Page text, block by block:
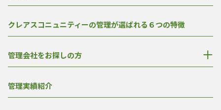
クレアスコニュニティーの管理が選ばれる６つの特徴
管理会社をお探しの方
管理実績紹介